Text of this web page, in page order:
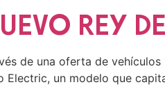
REY
de una oferta de
un modelo que